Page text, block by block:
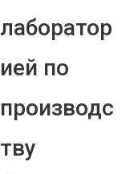
лаборатор
ией по
производс
тву